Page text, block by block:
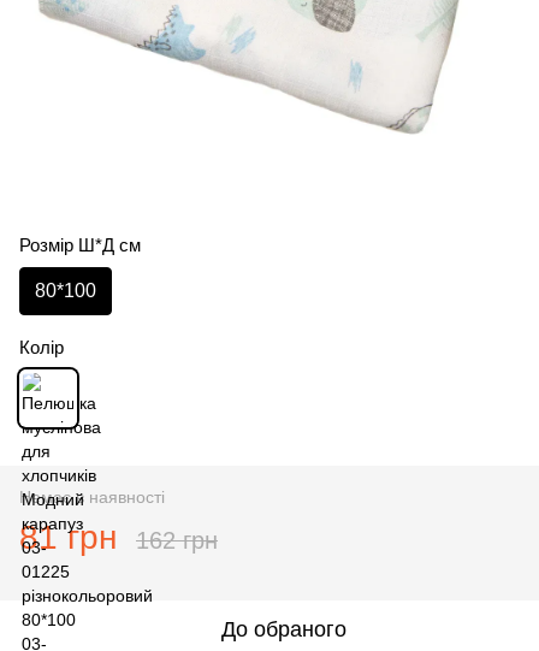
Розмір Ш*Д см
80*100
Колір
Немає в наявності
81 грн 162 грн
До обраного